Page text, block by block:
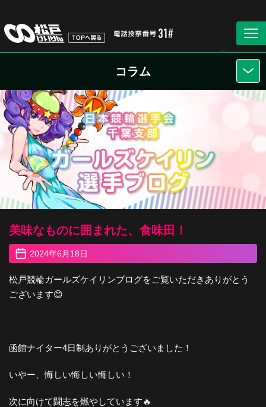
コラム
美味なものに囲まれた、食味田！
2024年6月18日
松戸競輪ガールズケイリンブログをご覧いただきありがとう
ございます😊
函館ナイター4日制ありがとうございました！
いやー、悔しい悔しい悔しい！
次に向けて闘志を燃やしています🔥